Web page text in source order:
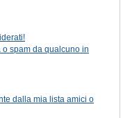
spam da qualcuno in
dalla mia lista amici o